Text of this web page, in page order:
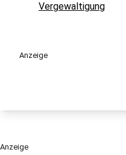
Vergewaltigung
Anzeige
Anzeige